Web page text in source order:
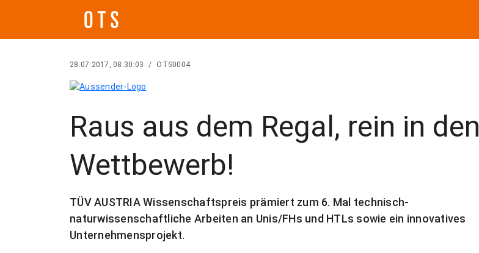
28.07.2017, 08:30:03 / OTS0004
Raus aus dem Regal, rein in den
Wettbewerb!
TÜV AUSTRIA Wissenschaftspreis prämiert zum 6. Mal technisch-
naturwissenschaftliche Arbeiten an Unis/FHs und HTLs sowie ein innovatives
Unternehmensprojekt.